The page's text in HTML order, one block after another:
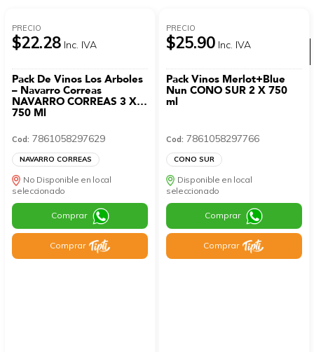
Ver categorías
PRECIO
$22.28 Inc. IVA
Pack De Vinos Los Arboles
– Navarro Correas
NAVARRO CORREAS 3 X
750 Ml
Cod: 7861058297629
NAVARRO CORREAS
No Disponible en local
seleccionado
Comprar
Comprar
PRECIO
$25.90 Inc. IVA
Pack Vinos Merlot+Blue
Nun CONO SUR 2 X 750
ml
Cod: 7861058297766
CONO SUR
Disponible en local
seleccionado
Comprar
Comprar